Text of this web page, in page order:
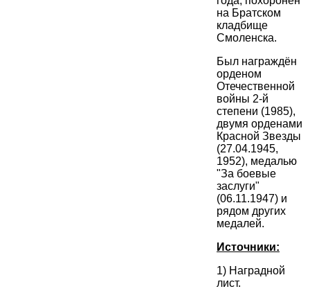
на Братском
кладбище
Смоленска.
Был награждён
орденом
Отечественной
войны 2-й
степени (1985),
двумя орденами
Красной Звезды
(27.04.1945,
1952), медалью
"За боевые
заслуги"
(06.11.1947) и
рядом других
медалей.
Источники:
1) Наградной
лист.